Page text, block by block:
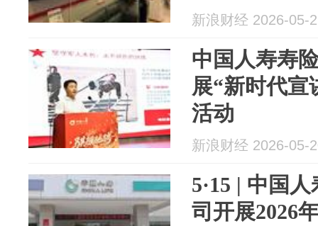
防线
新浪财经 2026-05-
中国人寿寿
展“新时代宣
活动
新浪财经 2026-05-
5·15 | 中国
司开展2026